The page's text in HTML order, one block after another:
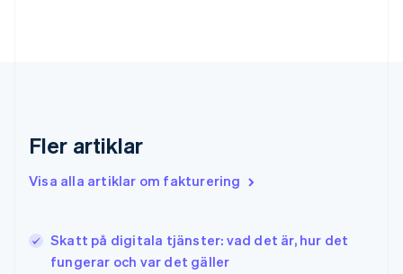
Fler artiklar
Visa alla artiklar om fakturering
Skatt på digitala tjänster: vad det är, hur det
fungerar och var det gäller
Hongkong SAR, Kina
English 简体中文
Indien
Italien
ItalianoEnglish